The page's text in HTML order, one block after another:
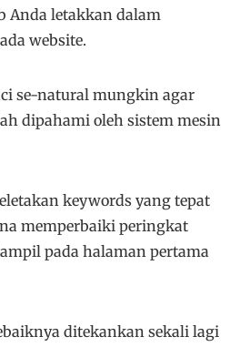
Anda letakkan dalam
website.
se-natural mungkin agar
dipahami oleh sistem mesin
keywords yang tepat
memperbaiki peringkat
pada halaman pertama
ditekankan sekali lagi